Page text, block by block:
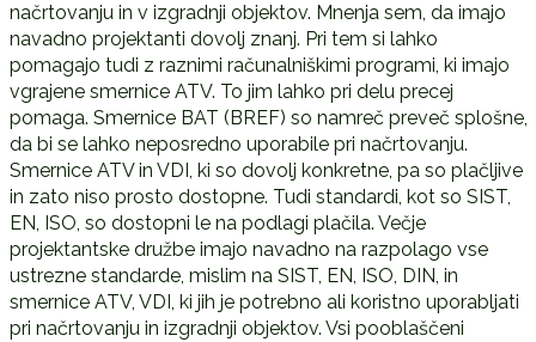
načrtovanju in v izgradnji objektov. Mnenja sem, da imajo
navadno projektanti dovolj znanj. Pri tem si lahko
pomagajo tudi z raznimi računalniškimi programi, ki imajo
vgrajene smernice ATV. To jim lahko pri delu precej
pomaga. Smernice BAT (BREF) so namreč preveč splošne,
da bi se lahko neposredno uporabile pri načrtovanju.
Smernice ATV in VDI, ki so dovolj konkretne, pa so plačljive
in zato niso prosto dostopne. Tudi standardi, kot so SIST,
EN, ISO, so dostopni le na podlagi plačila. Večje
projektantske družbe imajo navadno na razpolago vse
ustrezne standarde, mislim na SIST, EN, ISO, DIN, in
smernice ATV, VDI, ki jih je potrebno ali koristno uporabljati
pri načrtovanju in izgradnji objektov. Vsi pooblaščeni